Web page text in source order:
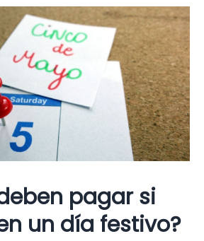
pagar si
un día festivo?